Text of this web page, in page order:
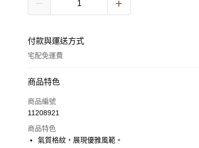
付款與運送方式
宅配免運費
付款方式
信用卡一次付款
Apple Pay
商品特色
商品編號
11208921
商品特色
氣質格紋，展現優雅風範。